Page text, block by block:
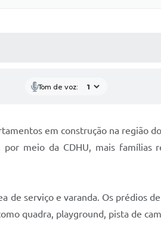
Tom de voz:
em construção na região
meio da CDHU, mais famílias
de serviço e varanda. Os prédios
quadra, playground, pista de